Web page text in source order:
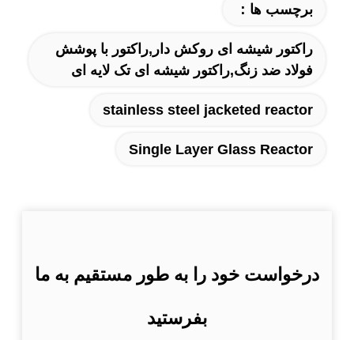
برچسب ها：
راکتور شیشه ای روکش دار,راکتور با پوشش
فولاد ضد زنگ,راکتور شیشه ای تک لایه ای
stainless steel jacketed reactor
Single Layer Glass Reactor
درخواست خود را به طور مستقیم به ما
بفرستید